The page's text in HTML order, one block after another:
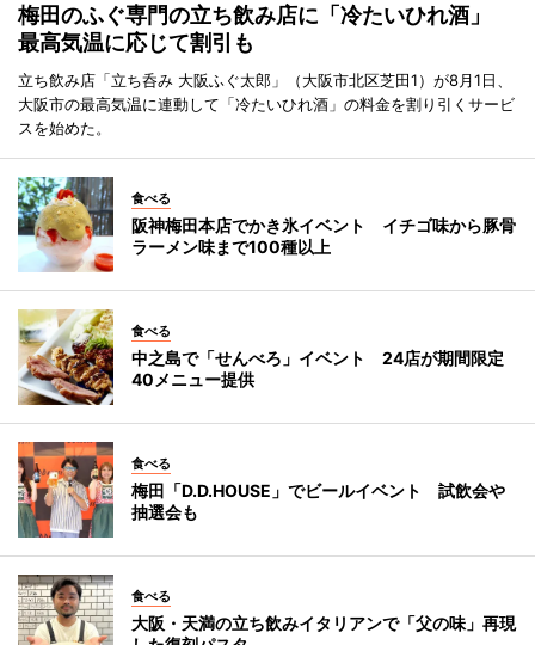
梅田のふぐ専門の立ち飲み店に「冷たいひれ酒」
最高気温に応じて割引も
立ち飲み店「立ち呑み 大阪ふぐ太郎」（大阪市北区芝田1）が8月1日、
大阪市の最高気温に連動して「冷たいひれ酒」の料金を割り引くサービ
スを始めた。
食べる
阪神梅田本店でかき氷イベント イチゴ味から豚骨
ラーメン味まで100種以上
食べる
中之島で「せんべろ」イベント 24店が期間限定
40メニュー提供
食べる
梅田「D.D.HOUSE」でビールイベント 試飲会や
抽選会も
食べる
大阪・天満の立ち飲みイタリアンで「父の味」再現